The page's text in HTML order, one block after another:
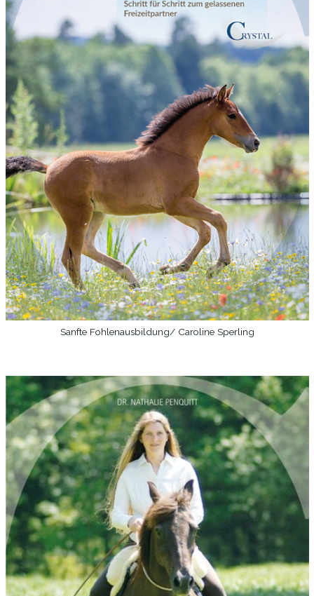
WEITERLESEN
Sanfte Fohlenausbildung/ Caroline Sperling